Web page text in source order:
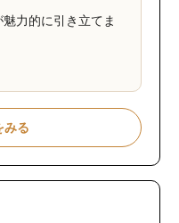
力的に引き立てま
みる